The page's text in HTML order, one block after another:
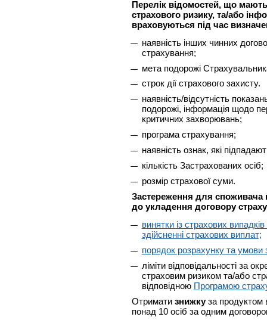
Перелік відомостей, що
страхового ризику, та/або
враховуються під час
наявність інших чинних
страхування;
мета подорожі
строк дії страхового захисту.
наявність/відсутність
подорожі, інформація щодо
критичних захворювань;
програма страхування;
наявність ознак, які
кількість Застрахованих осіб;
розмір страхової суми.
Застереження для споживача
до укладення договору
винятки із страхових
здійсненні страхових виплат;
порядок розрахунку та умови
ліміти відповідальності за
страховим ризиком та/або
відповідною Програмою
Отримати знижкуза продуктом
понад 10 осіб за одним